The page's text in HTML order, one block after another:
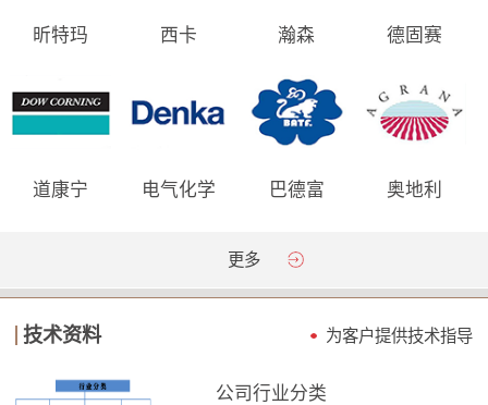
昕特玛 西卡 瀚森 德固赛
道康宁 电气化学 巴德富 奥地利
更多
技术资料 为客户提供技术指导
公司行业分类